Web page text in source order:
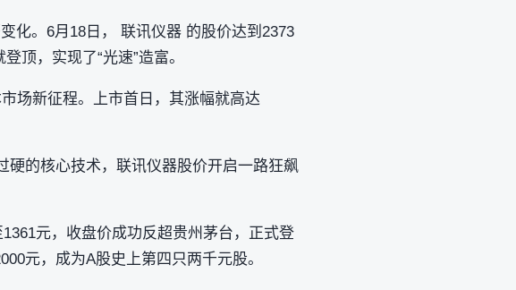
化。6月18日， 联讯仪器 的股价达到2373
顶，实现了“光速”造富。
场新征程。上市首日，其涨幅就高达
的核心技术，联讯仪器股价开启一路狂飙
元，收盘价成功反超贵州茅台，正式登
元，成为A股史上第四只两千元股。